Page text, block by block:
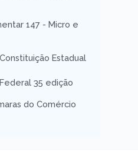
147 - Micro e
Estadual
35 edição
do Comércio